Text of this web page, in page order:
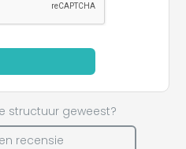
structuur geweest?
recensie